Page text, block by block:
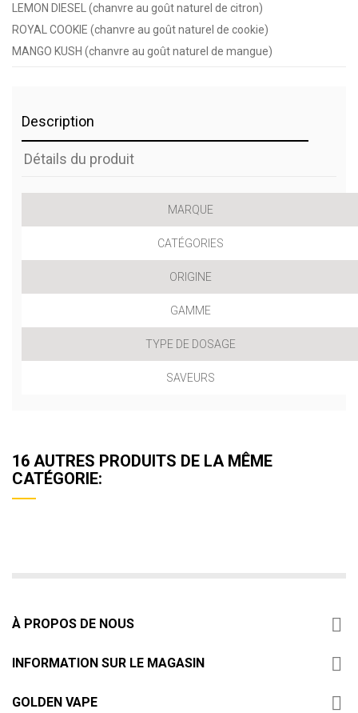
LEMON DIESEL (chanvre au goût naturel de citron)
ROYAL COOKIE (chanvre au goût naturel de cookie)
MANGO KUSH (chanvre au goût naturel de mangue)
Description
Détails du produit
MARQUE
CATÉGORIES
ORIGINE
GAMME
TYPE DE DOSAGE
SAVEURS
16 AUTRES PRODUITS DE LA MÊME
CATÉGORIE:
À PROPOS DE NOUS 
INFORMATION SUR LE MAGASIN 
GOLDEN VAPE 